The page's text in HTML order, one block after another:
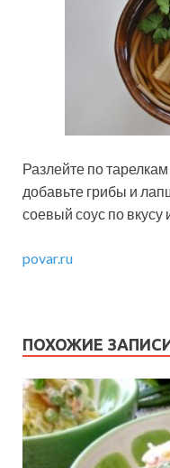
Разлейте по
добавьте грибы и
соевый соус по вкусу
povar.ru
ПОХОЖИЕ